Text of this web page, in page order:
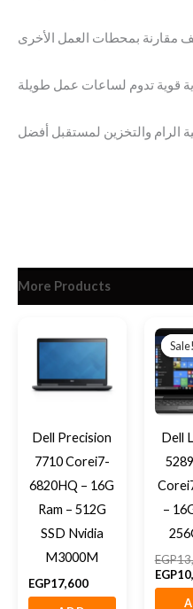
مقارنة بمحطات العمل الأخرى
قوية تدوم لساعات عمل طويلة
الرام والتخزين لمستقبل أفضل
More Products
Dell Precision
7710 Corei7-
6820HQ – 16G
Ram – 512G
SSD Nvidia
M3000M
EGP17,600
Sale!
Sale!
Dell
–
EGP
EGP